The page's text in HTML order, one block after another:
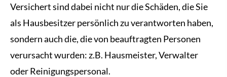
Versichert sind dabei nicht nur die Schäden, die Sie
als Hausbesitzer persönlich zu verantworten haben,
sondern auch die, die von beauftragten Per­sonen
verursacht wurden: z.B. Hausmeister, Verwalter
oder Reinigungspersonal.